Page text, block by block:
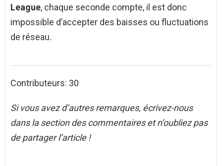
League, chaque seconde compte, il est donc
impossible d’accepter des baisses ou fluctuations
de réseau.
Contributeurs: 30
Si vous avez d’autres remarques, écrivez-nous
dans la section des commentaires et n’oubliez pas
de partager l’article !